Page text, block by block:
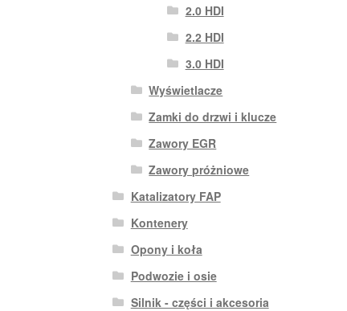
2.0 HDI
2.2 HDI
3.0 HDI
Wyświetlacze
Zamki do drzwi i klucze
Zawory EGR
Zawory próżniowe
Katalizatory FAP
Kontenery
Opony i koła
Podwozie i osie
Silnik - części i akcesoria